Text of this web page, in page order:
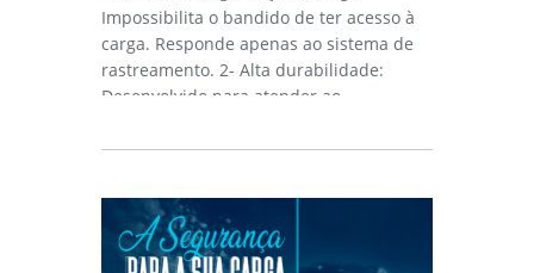
Impossibilita o bandido de ter acesso à
carga. Responde apenas ao sistema de
rastreamento. 2- Alta durabilidade:
Desenvolvido para atender ao